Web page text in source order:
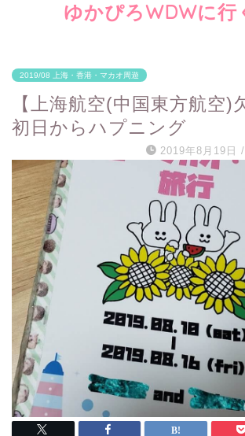
ゆかぴろWDWに
2019/08 上海・香港・マカオ周遊
【上海航空(中国東方航空)
初日からハプニング
2019年8月19日 /